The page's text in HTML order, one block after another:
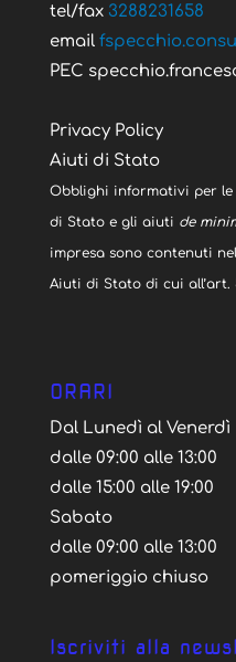
tel/fax 3288231658
email
PEC
Privacy Policy
Aiuti di Stato
Obblighi informativi per
di Stato e gli aiuti de
impresa sono contenuti
Aiuti di Stato di cui all’art.
ORARI
Dal Lunedì al Venerdì
dalle 09:00 alle 13:00
dalle 15:00 alle 19:00
Sabato
dalle 09:00 alle 13:00
pomeriggio chiuso
Iscriviti alla